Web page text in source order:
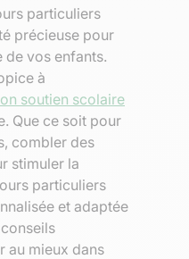
particuliers
précieuse pour
vos enfants.
à
soutien scolaire
Que ce soit pour
combler des
stimuler la
particuliers
et adaptée
au mieux dans